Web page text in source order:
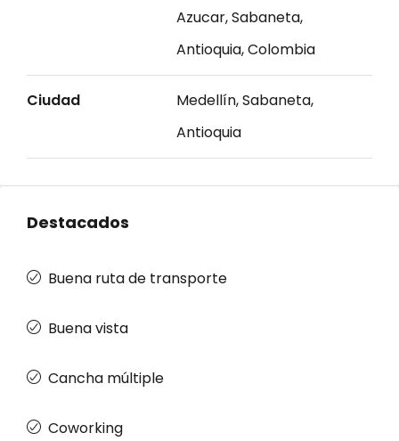
Azucar, Sabaneta,
Antioquia, Colombia
Ciudad
Medellín, Sabaneta,
Antioquia
Destacados
Buena ruta de transporte
Buena vista
Cancha múltiple
Coworking